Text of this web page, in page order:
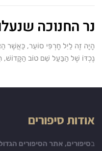
נר החנוכה
הָיָה זֶה לַיִל חָרְפִּי סוֹעֵר, כַּאֲשֶׁר
נֶכְדּוֹ שֶׁל הַבַּעַל שֵׁם טוֹב הַקָּדוֹשׁ,
אודות סיפורים
בסיפורים, אתר הסיפורים